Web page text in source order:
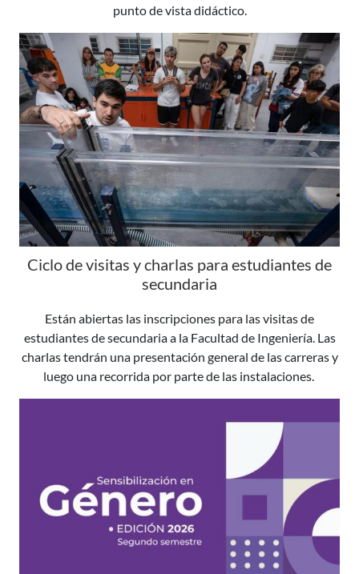
punto de vista didáctico.
Ciclo de visitas y charlas para estudiantes de
secundaria
Están abiertas las inscripciones para las visitas de
estudiantes de secundaria a la Facultad de Ingeniería. Las
charlas tendrán una presentación general de las carreras y
luego una recorrida por parte de las instalaciones.